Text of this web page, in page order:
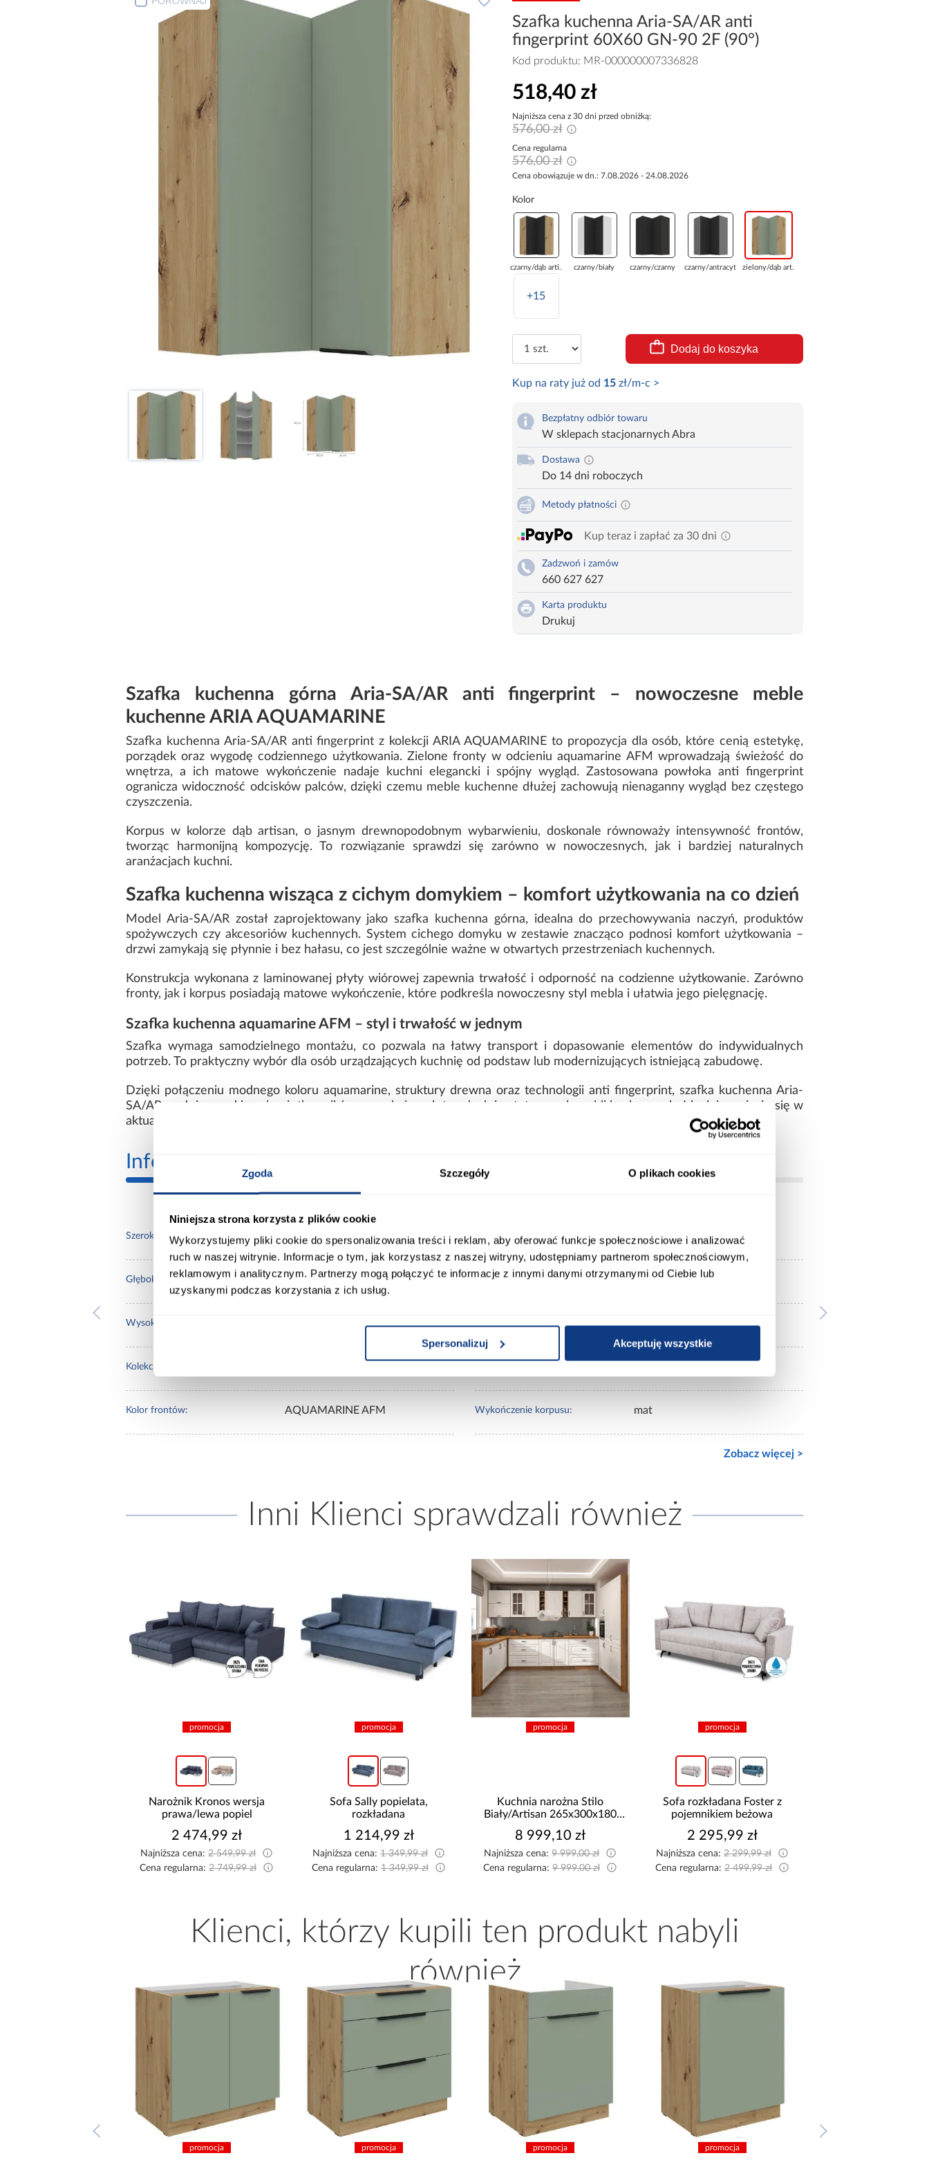
Zgoda Szczegóły O plikach cookies
Niniejsza strona korzysta z plików cookie
Wykorzystujemy pliki cookie do spersonalizowania treści i reklam, aby oferować funkcje społecznościowe i analizować
ruch w naszej witrynie. Informacje o tym, jak korzystasz z naszej witryny, udostępniamy partnerom społecznościowym,
reklamowym i analitycznym. Partnerzy mogą połączyć te informacje z innymi danymi otrzymanymi od Ciebie lub
uzyskanymi podczas korzystania z ich usług.
Spersonalizuj Akceptuję wszystkie
Szafka kuchenna Aria-SA/AR anti
fingerprint 60X60 GN-90 2F (90°)
Kod produktu: MR-000000007336828
518,40 zł
Najniższa cena z 30 dni przed obniżką:
576,00 zł
Cena regularna
576,00 zł
Cena obowiązuje w dn.: 7.08.2026 - 24.08.2026
Kolor
czarny/dąb arti... czarny/biały czarny/czarny czarny/antracyt zielony/dąb art...
+15
Dodaj do koszyka
Kup na raty już od 15zł/m-c >
Bezpłatny odbiór towaru
W sklepach stacjonarnych Abra
Dostawa
Do 14 dni roboczych
Metody płatności
Kup teraz i zapłać za 30 dni
Zadzwoń i zamów
660 627 627
Karta produktu
Drukuj
Szafka kuchenna górna Aria-SA/AR anti fingerprint – nowoczesne meble
kuchenne ARIA AQUAMARINE
Szafka kuchenna Aria-SA/AR anti fingerprint z kolekcji ARIA AQUAMARINE to propozycja dla osób, które cenią estetykę,
porządek oraz wygodę codziennego użytkowania. Zielone fronty w odcieniu aquamarine AFM wprowadzają świeżość do
wnętrza, a ich matowe wykończenie nadaje kuchni elegancki i spójny wygląd. Zastosowana powłoka anti fingerprint
ogranicza widoczność odcisków palców, dzięki czemu meble kuchenne dłużej zachowują nienaganny wygląd bez częstego
czyszczenia.
Korpus w kolorze dąb artisan, o jasnym drewnopodobnym wybarwieniu, doskonale równoważy intensywność frontów,
tworząc harmonijną kompozycję. To rozwiązanie sprawdzi się zarówno w nowoczesnych, jak i bardziej naturalnych
aranżacjach kuchni.
Szafka kuchenna wisząca z cichym domykiem – komfort użytkowania na co dzień
Model Aria-SA/AR został zaprojektowany jako szafka kuchenna górna, idealna do przechowywania naczyń, produktów
spożywczych czy akcesoriów kuchennych. System cichego domyku w zestawie znacząco podnosi komfort użytkowania –
drzwi zamykają się płynnie i bez hałasu, co jest szczególnie ważne w otwartych przestrzeniach kuchennych.
Konstrukcja wykonana z laminowanej płyty wiórowej zapewnia trwałość i odporność na codzienne użytkowanie. Zarówno
fronty, jak i korpus posiadają matowe wykończenie, które podkreśla nowoczesny styl mebla i ułatwia jego pielęgnację.
Szafka kuchenna aquamarine AFM – styl i trwałość w jednym
Szafka wymaga samodzielnego montażu, co pozwala na łatwy transport i dopasowanie elementów do indywidualnych
potrzeb. To praktyczny wybór dla osób urządzających kuchnię od podstaw lub modernizujących istniejącą zabudowę.
Dzięki połączeniu modnego koloru aquamarine, struktury drewna oraz technologii anti fingerprint, szafka kuchenna Aria-
SA/AR spełnia oczekiwania użytkowników poszukujących trwałych i estetycznych mebli kuchennych. Idealnie wpisuje się w
aktualne trendy wnętrzarskie, oferując jednocześnie wygodę i dopracowane detale.
Informacje
Szerokość [cm]: 60.00
Głębokość [cm]: 60.00
Wysokość [cm]:
Kolekcja:
Kolor frontów: AQUAMARINE AFM
Kolor korpusu: dąb artisan
Wybarwienie frontów górnych: zielone
Wybarwienie korpusu: jasne drewnopodobne
Wykończenie korpusu: mat
Zobacz więcej >
Inni Klienci sprawdzali również
promocja
Narożnik Kronos wersja
prawa/lewa popiel
2 474,99 zł
Najniższa cena:2 549,99 zł
Cena regularna:2 749,99 zł
promocja
Sofa Sally popielata,
rozkładana
1 214,99 zł
Najniższa cena:1 349,99 zł
Cena regularna:1 349,99 zł
promocja
Kuchnia narożna Stilo
Biały/Artisan 265x300x180
8 999,10 zł
Najniższa cena:9 999,00 zł
Cena regularna:9 999,00 zł
promocja
Sofa rozkładana Foster z
pojemnikiem beżowa
2 295,99 zł
Najniższa cena:2 299,99 zł
Cena regularna:2 499,99 zł
Klienci, którzy kupili ten produkt nabyli
również
promocja promocja promocja promocja